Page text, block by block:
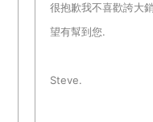
很抱歉我不喜歡誇大
望有幫到您.
Steve.